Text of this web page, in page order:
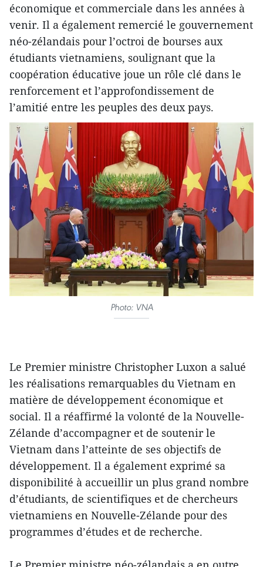
économique et commerciale dans les années à
venir. Il a également remercié le gouvernement
néo-zélandais pour l’octroi de bourses aux
étudiants vietnamiens, soulignant que la
coopération éducative joue un rôle clé dans le
renforcement et l’approfondissement de
l’amitié entre les peuples des deux pays.
Photo: VNA
Le Premier ministre Christopher Luxon a salué
les réalisations remarquables du Vietnam en
matière de développement économique et
social. Il a réaffirmé la volonté de la Nouvelle-
Zélande d’accompagner et de soutenir le
Vietnam dans l’atteinte de ses objectifs de
développement. Il a également exprimé sa
disponibilité à accueillir un plus grand nombre
d’étudiants, de scientifiques et de chercheurs
vietnamiens en Nouvelle-Zélande pour des
programmes d’études et de recherche.